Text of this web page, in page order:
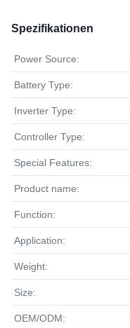
Spezifikationen
Power Source:
Battery Type:
Inverter Type:
Controller Type:
Special Features:
Product name:
Function:
Application:
Weight:
Size:
OEM/ODM: